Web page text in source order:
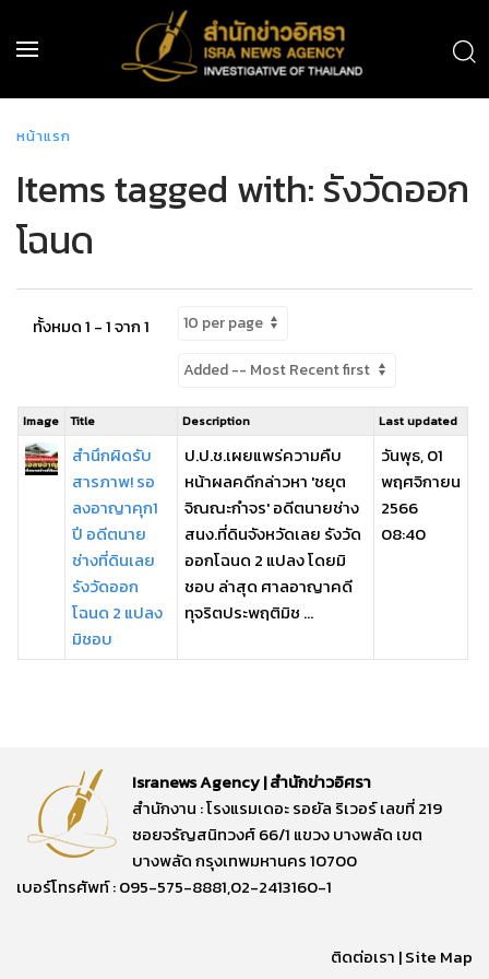
หน้าแรก
Items tagged with: รังวัดออก
โฉนด
ทั้งหมด 1 - 1 จาก 1
Image Title Description Last updated
สำนึกผิดรับ
สารภาพ! รอ
ลงอาญาคุก1
ปี อดีตนาย
ช่างที่ดินเลย
รังวัดออก
โฉนด 2 แปลง
มิชอบ
ป.ป.ช.เผยแพร่ความคืบ
หน้าผลคดีกล่าวหา 'ชยุต
จิณณะกำจร' อดีตนายช่าง
สนง.ที่ดินจังหวัดเลย รังวัด
ออกโฉนด 2 แปลง โดยมิ
ชอบ ล่าสุด ศาลอาญาคดี
ทุจริตประพฤติมิช ...
วันพุธ, 01
พฤศจิกายน
2566
08:40
Isranews Agency | สำนักข่าวอิศรา
สำนักงาน : โรงแรมเดอะ รอยัล ริเวอร์ เลขที่ 219
ซอยจรัญสนิทวงศ์ 66/1 แขวง บางพลัด เขต
บางพลัด กรุงเทพมหานคร 10700
เบอร์โทรศัพท์ : 095-575-8881,02-2413160-1
ติดต่อเรา |Site Map